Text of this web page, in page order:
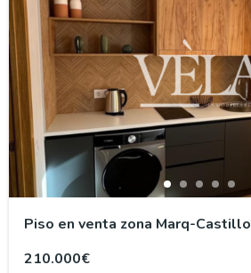
Piso en venta zona Marq-Castillo
210.000€